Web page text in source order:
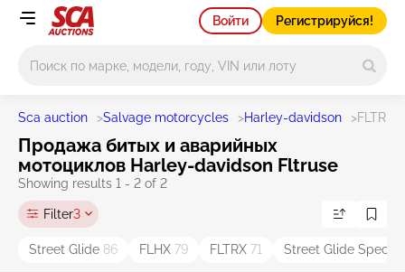
Войти Регистрируйся!
Sca auction >Salvage motorcycles >Harley-davidson >
Продажа битых и аварийных
мотоциклов Harley-davidson Fltruse
Showing results 1 - 2 of 2
Filter3
Street Glide 86 FLHX 79 FLTRX 71 Street Glide Special